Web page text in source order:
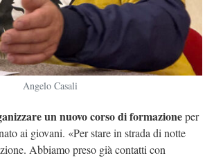
Angelo Casali
un nuovo corso di formazioneper
ai giovani. «Per stare in strada di notte
Abbiamo preso già contatti con